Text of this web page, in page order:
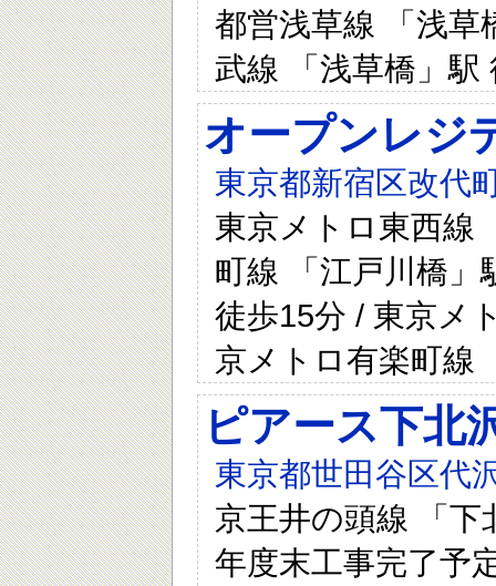
都営浅草線 「浅草
武線 「浅草橋」駅
オープンレジ
東京都新宿区改代
東京メトロ東西線
町線 「江戸川橋」
徒歩15分 / 東京メ
京メトロ有楽町線
ピアース下北
東京都世田谷区代
京王井の頭線 「下
年度末工事完了予